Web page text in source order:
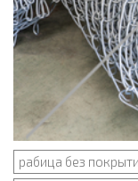
рабица без